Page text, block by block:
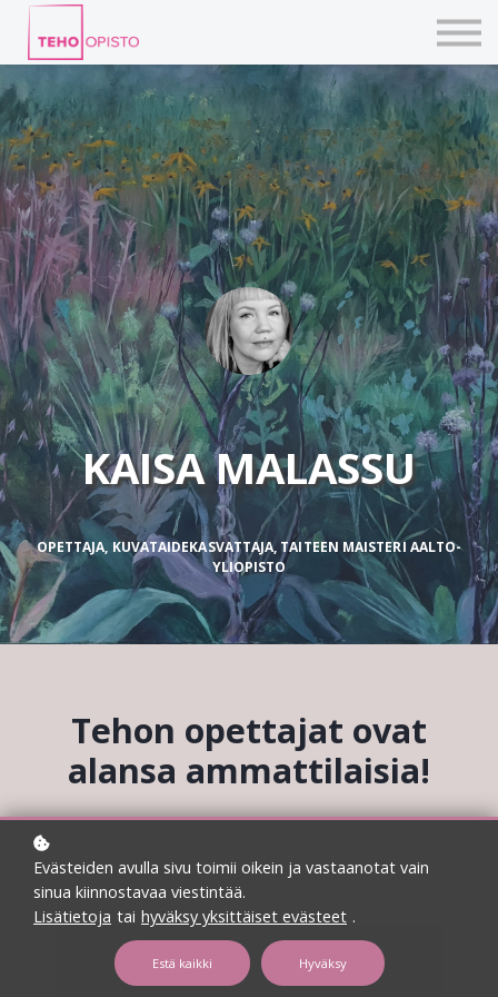
TAIDEPAJAT
ILMOITTAUDU
KIRJAUDU TEHOVERKKOON
KAISA MALASSU
OPETTAJA, KUVATAIDEKASVATTAJA, TAITEEN MAISTERI AALTO-
YLIOPISTO
Tehon opettajat ovat
alansa ammattilaisia!
Evästeiden avulla sivu toimii oikein ja vastaanotat vain
sinua kiinnostavaa viestintää.
Lisätietoja tai hyväksy yksittäiset evästeet .
Estä kaikki Hyväksy